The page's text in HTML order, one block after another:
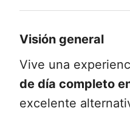
Visión general
Vive una
de día completo
excelente